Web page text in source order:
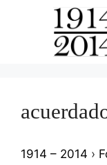
1914 – 2014 ›